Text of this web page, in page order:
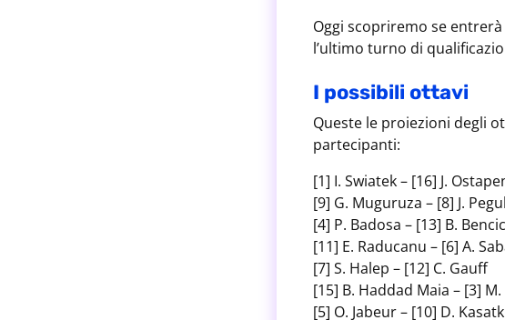
Oggi scopriremo se
l’ultimo turno di
I possibili ottavi
Queste le proiezioni degli
partecipanti:
[1] I. Swiatek – [16] J.
[9] G. Muguruza – [8] J.
[4] P. Badosa – [13] B. Bencic
[11] E. Raducanu – [6] A.
[7] S. Halep – [12] C. Gauff
[15] B. Haddad Maia – [3] M.
[5] O. Jabeur – [10] D.